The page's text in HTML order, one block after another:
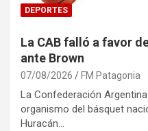
DEPORTES
La CAB falló a favor
ante Brown
07/08/2026 FM Patagonia
La Confederación
organismo del básquet
Huracán…